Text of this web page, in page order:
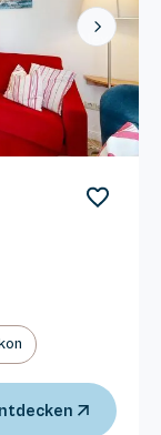
Next